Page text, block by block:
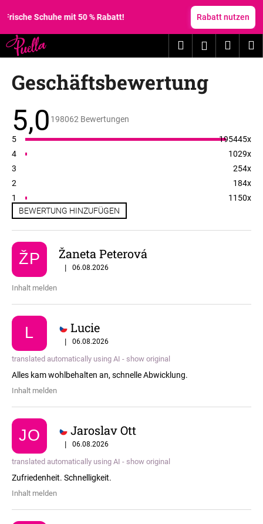
InhaltSchuhe mit 50 % Rabatt! Rabatt nutzen
SuchenLogin
Geschäftsbewertung
5,0 durchschnittliche
beträgt
198062 Bewertungen
5
195445x
4
1029x
3
254x
2
184x
1
1150x
BEWERTUNG HINZUFÜGEN
L
i
t
e
d
e
B
e
w
e
r
t
u
n
g
e
n
ŽP Žaneta Peterová
5 / 5
| 06.08.2026
Inhalt melden
L Lucie
5 / 5
| 06.08.2026
translated automatically using AI - show original
Alles kam wohlbehalten an, schnelle Abwicklung.
Inhalt melden
JO Jaroslav Ott
5 / 5
| 06.08.2026
translated automatically using AI - show original
Zufriedenheit. Schnelligkeit.
Inhalt melden
r
e zum
zum
W
a
s
s
u
c
h
e
n
S
i
e
?
SUCHEN
W
i
r
e
m
p
e
h
l
e
n